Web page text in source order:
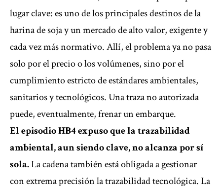
lugar clave: es uno de los principales destinos de la
harina de soja y un mercado de alto valor, exigente y
cada vez más normativo. Allí, el problema ya no pasa
solo por el precio o los volúmenes, sino por el
cumplimiento estricto de estándares ambientales,
sanitarios y tecnológicos. Una traza no autorizada
puede, eventualmente, frenar un embarque.
El episodio HB4 expuso que la trazabilidad
ambiental, aun siendo clave, no alcanza por sí
sola.La cadena también está obligada a gestionar
con extrema precisión la trazabilidad tecnológica. La